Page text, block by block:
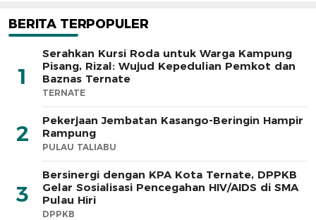
BERITA TERPOPULER
1
Serahkan Kursi Roda untuk Warga Kampung
Pisang, Rizal: Wujud Kepedulian Pemkot dan
Baznas Ternate
TERNATE
2
Pekerjaan Jembatan Kasango-Beringin Hampir
Rampung
PULAU TALIABU
3
Bersinergi dengan KPA Kota Ternate, DPPKB
Gelar Sosialisasi Pencegahan HIV/AIDS di SMA
Pulau Hiri
DPPKB